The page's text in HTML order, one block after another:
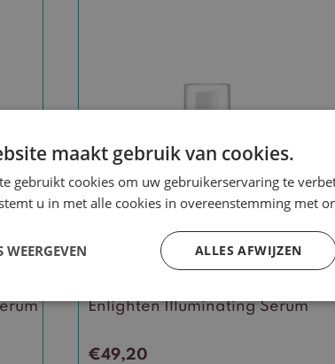
Enlighten Illuminating Serum
€49,20
maakt gebruik van cookies.
gebruikt cookies om uw gebruikerservaring te
u in met alle cookies in overeenstemming met
ALLES AFWIJZEN
WEERGEVEN